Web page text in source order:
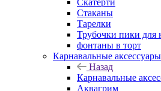
Скатерти
Стаканы
Тарелки
Трубочки пики для
фонтаны в торт
Карнавальные аксессуары
Назад
Карнавальные
Аквагрим